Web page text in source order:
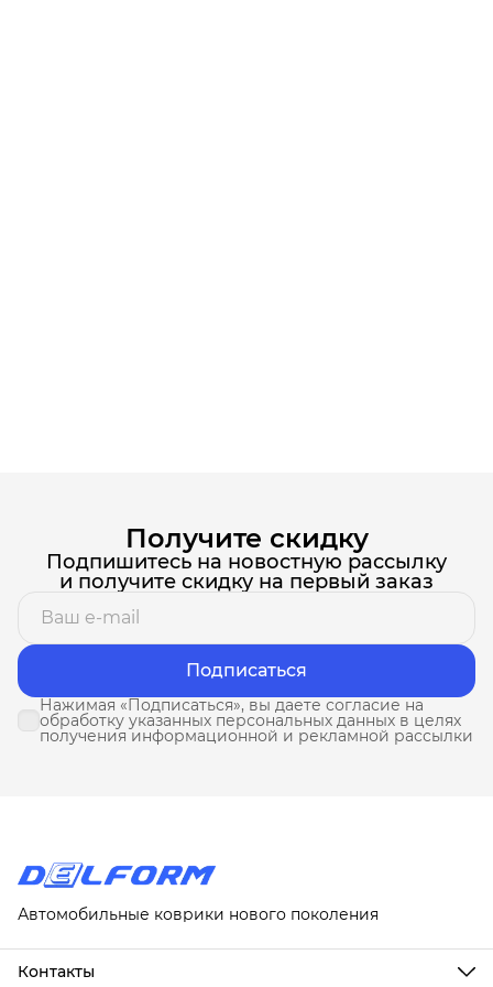
Получите скидку
Подпишитесь на новостную рассылку
и получите скидку на первый заказ
Подписаться
Нажимая «Подписаться», вы даете согласие на
обработку указанных персональных данных в целях
получения информационной и рекламной рассылки
Автомобильные коврики нового поколения
Контакты